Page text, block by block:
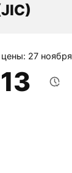
27 ноября